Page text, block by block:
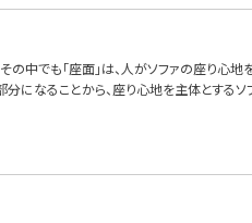
の中でも「座面」は、人がソファの座り心地
になることから、座り心地を主体とする